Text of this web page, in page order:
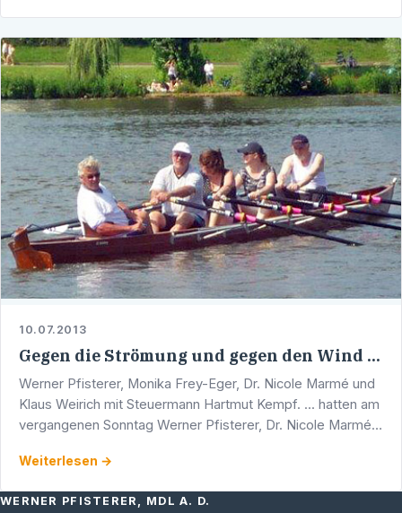
10.07.2013
Gegen die Strömung und gegen den Wind ...
Werner Pfisterer, Monika Frey-Eger, Dr. Nicole Marmé und
Klaus Weirich mit Steuermann Hartmut Kempf. ... hatten am
vergangenen Sonntag Werner Pfisterer, Dr. Nicole Marmé,
Weiterlesen →
WERNER PFISTERER, MDL A. D.